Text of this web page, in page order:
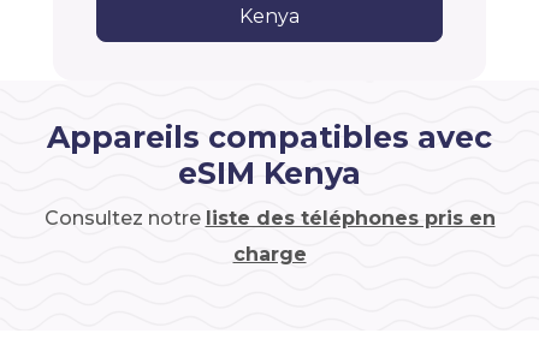
Kenya
Appareils compatibles avec
eSIM Kenya
Consultez notre liste des téléphones pris en
charge